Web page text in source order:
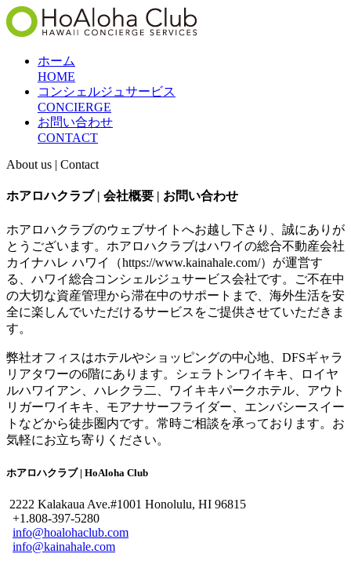
ホーム
HOME
コンシェルジュサービス
CONCIERGE
お問い合わせ
CONTACT
About us | Contact
ホアロハクラブ | 会社概要 | お問い合わせ
ホアロハクラブのウェブサイトへお越し下さり、誠にありが
とうございます。ホアロハクラブはハワイの総合不動産会社
カイナハレ ハワイ（https://www.kainahale.com/）が運営す
る、ハワイ総合コンシェルジュサービス会社です。ご不在中
の大切な資産管理から滞在中のサポートまで、海外生活を安
全に楽しんでいただけるサービスをご提供させていただきま
す。
弊社オフィスはホテルやショッピングの中心地、DFSギャラ
リアタワーの6階にあります。シェラトンワイキキ、ロイヤ
ルハワイアン、ハレクラ二、ワイキキパークホテル、アウト
リガーワイキキ、モアナサーフライダー、エンバシースイー
トなどから徒歩圏内です。常時ご相談を承っております。お
気軽にお立ち寄りください。
ホアロハクラブ | HoAloha Club
2222 Kalakaua Ave.#1001 Honolulu, HI 96815
+1.808-397-5280
info@hoalohaclub.com
info@kainahale.com